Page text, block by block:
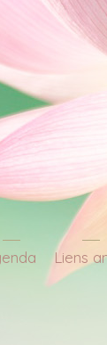
Liens